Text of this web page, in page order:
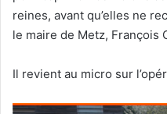
reines, avant qu’elles ne
le maire de Metz, François
Il revient au micro sur